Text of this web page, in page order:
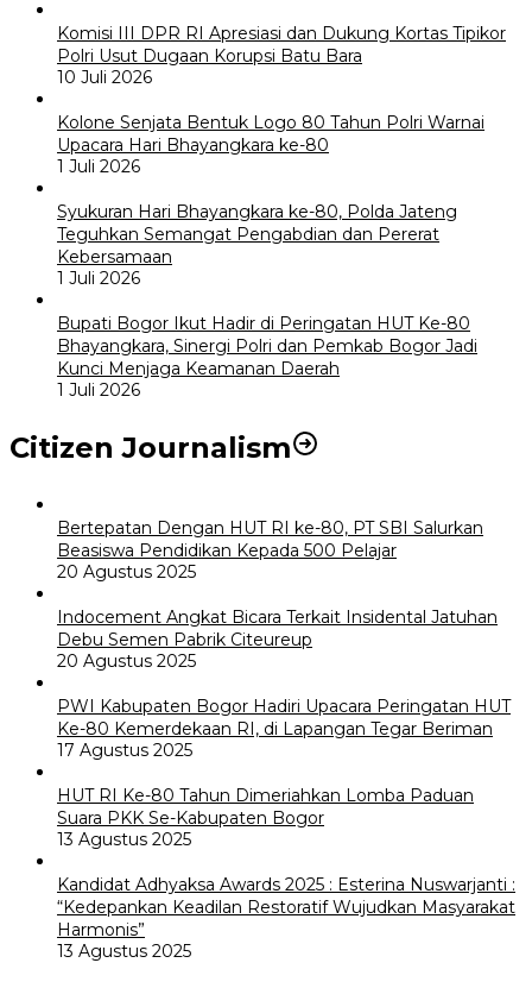
Komisi III DPR RI Apresiasi dan Dukung Kortas Tipikor
Polri Usut Dugaan Korupsi Batu Bara
10 Juli 2026
Kolone Senjata Bentuk Logo 80 Tahun Polri Warnai
Upacara Hari Bhayangkara ke-80
1 Juli 2026
Syukuran Hari Bhayangkara ke-80, Polda Jateng
Teguhkan Semangat Pengabdian dan Pererat
Kebersamaan
1 Juli 2026
Bupati Bogor Ikut Hadir di Peringatan HUT Ke-80
Bhayangkara, Sinergi Polri dan Pemkab Bogor Jadi
Kunci Menjaga Keamanan Daerah
1 Juli 2026
Citizen Journalism
Bertepatan Dengan HUT RI ke-80, PT SBI Salurkan
Beasiswa Pendidikan Kepada 500 Pelajar
20 Agustus 2025
Indocement Angkat Bicara Terkait Insidental Jatuhan
Debu Semen Pabrik Citeureup
20 Agustus 2025
PWI Kabupaten Bogor Hadiri Upacara Peringatan HUT
Ke-80 Kemerdekaan RI, di Lapangan Tegar Beriman
17 Agustus 2025
HUT RI Ke-80 Tahun Dimeriahkan Lomba Paduan
Suara PKK Se-Kabupaten Bogor
13 Agustus 2025
Kandidat Adhyaksa Awards 2025 : Esterina Nuswarjanti :
“Kedepankan Keadilan Restoratif Wujudkan Masyarakat
Harmonis”
13 Agustus 2025